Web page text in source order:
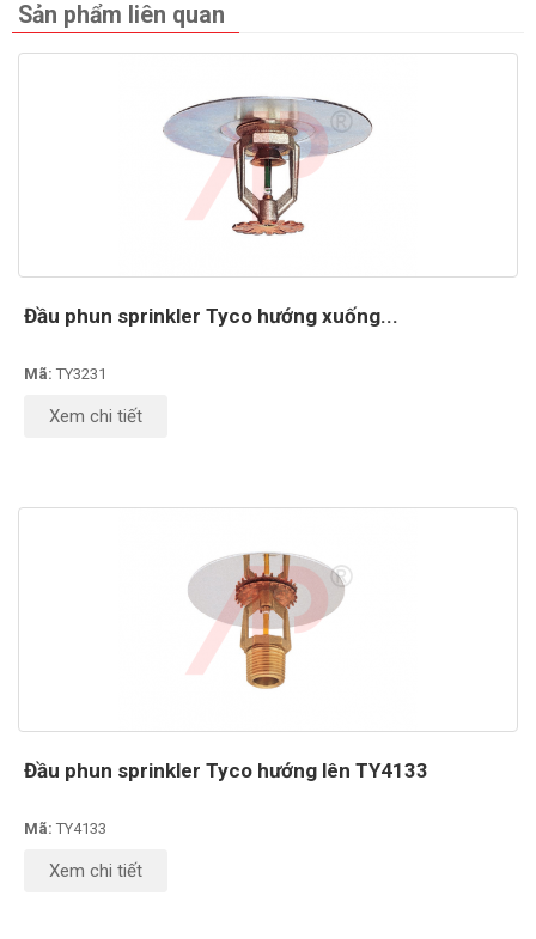
Sản phẩm liên quan
Đầu phun sprinkler Tyco hướng xuống...
Mã: TY3231
Xem chi tiết
Đầu phun sprinkler Tyco hướng lên TY4133
Mã: TY4133
Xem chi tiết